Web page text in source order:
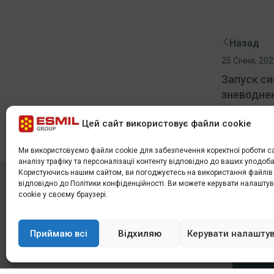
Цей сайт використовує файли cookie
Ми використовуємо файли cookie для забезпечення коректної роботи
аналізу трафіку та персоналізації контенту відповідно до ваших
Користуючись нашим сайтом, ви погоджуєтесь на використання
відповідно до Політики конфіденційності. Ви можете керувати
cookie у своєму браузері.
Приймаю всі Відхиляю Керувати
Назад
25 Січня,
Запуск
Фінікс,
Група Esmil
2026, Всі права захищені.
Сервіс використовує файли cookie.
Використання цього веб-сайту означає
Cookies